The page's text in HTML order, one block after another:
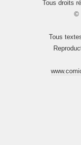
Tous droits
©
Tous